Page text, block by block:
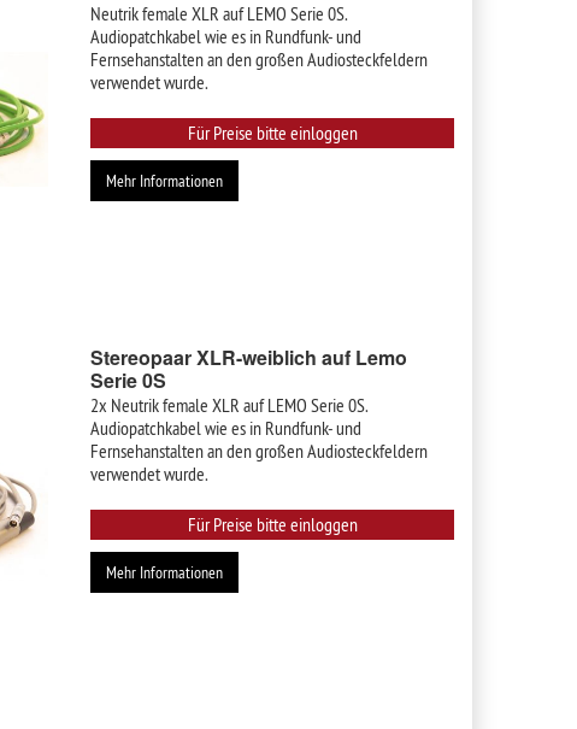
Neutrik female XLR auf LEMO Serie 0S.
Audiopatchkabel wie es in Rundfunk- und
Fernsehanstalten an den großen Audiosteckfeldern
verwendet wurde.
Für Preise bitte einloggen
Mehr Informationen
Stereopaar XLR-weiblich auf Lemo
Serie 0S
2x Neutrik female XLR auf LEMO Serie 0S.
Audiopatchkabel wie es in Rundfunk- und
Fernsehanstalten an den großen Audiosteckfeldern
verwendet wurde.
Für Preise bitte einloggen
Mehr Informationen